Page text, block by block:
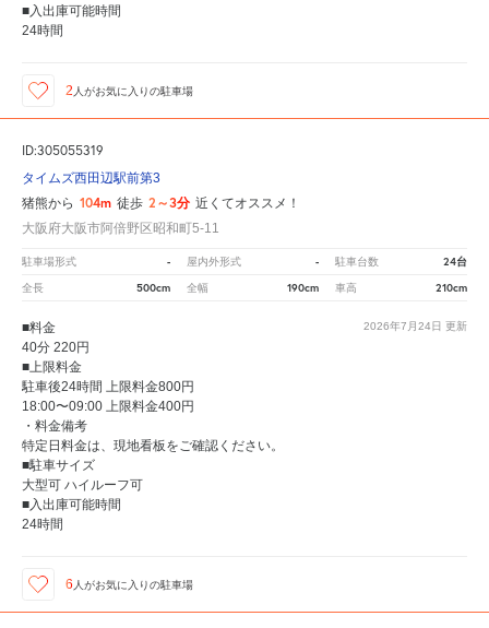
■入出庫可能時間
24時間
2 人がお気に入りの駐車場
ID:305055319
タイムズ西田辺駅前第3
猪熊から 104m 徒歩 2～3分 近くてオススメ！
大阪府大阪市阿倍野区昭和町5-11
駐車場形式 - 屋内外形式 - 駐車台数 24台
全長 500cm 全幅 190cm 車高 210cm
2026年7月24日 更新
■料金
40分 220円
■上限料金
駐車後24時間 上限料金800円
18:00〜09:00 上限料金400円
・料金備考
特定日料金は、現地看板をご確認ください。
■駐車サイズ
大型可 ハイルーフ可
■入出庫可能時間
24時間
6 人がお気に入りの駐車場